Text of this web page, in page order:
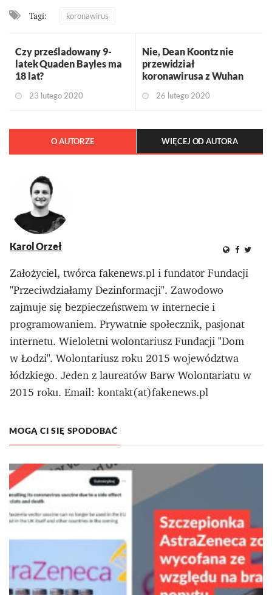
Tagi: koronawirus
Czy prześladowany 9-
latek Quaden Bayles ma
18 lat?
23 lutego 2020
Nie, Dean Koontz nie
przewidział
koronawirusa z Wuhan
26 lutego 2020
O AUTORZE WIĘCEJ OD AUTORA
Karol Orzeł
Założyciel, twórca fakenews.pl i fundator Fundacji
"Przeciwdziałamy Dezinformacji". Zawodowo
zajmuje się bezpieczeństwem w internecie i
programowaniem. Prywatnie społecznik, pasjonat
internetu. Wieloletni wolontariusz Fundacji "Dom
w Łodzi". Wolontariusz roku 2015 województwa
łódzkiego. Jeden z laureatów Barw Wolontariatu w
2015 roku. Email: kontakt(at)fakenews.pl
MOGĄ CI SIĘ SPODOBAĆ